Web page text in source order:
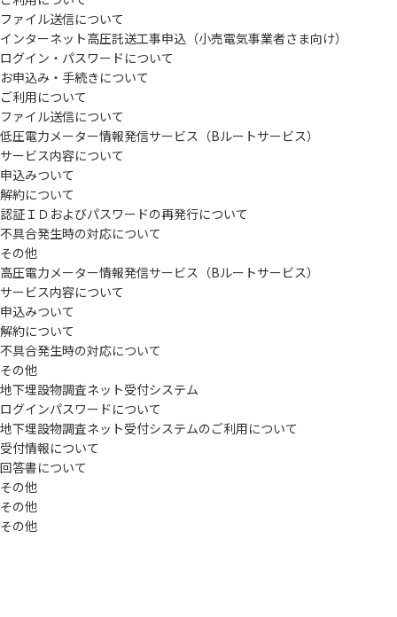
ファイル送信について
インターネット高圧託送工事申込（小売電気事業者さま向け）
ログイン・パスワードについて
お申込み・手続きについて
ご利用について
ファイル送信について
低圧電力メーター情報発信サービス（Bルートサービス）
サービス内容について
申込みついて
解約について
認証ＩＤおよびパスワードの再発行について
不具合発生時の対応について
その他
高圧電力メーター情報発信サービス（Bルートサービス）
サービス内容について
申込みついて
解約について
不具合発生時の対応について
その他
地下埋設物調査ネット受付システム
ログインパスワードについて
地下埋設物調査ネット受付システムのご利用について
受付情報について
回答書について
その他
その他
その他